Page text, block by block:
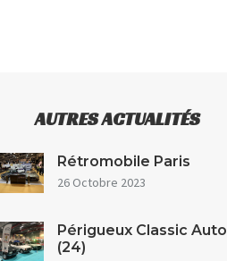
AUTRES ACTUALITÉS
Rétromobile Paris
26 Octobre 2023
Périgueux Classic Auto
(24)